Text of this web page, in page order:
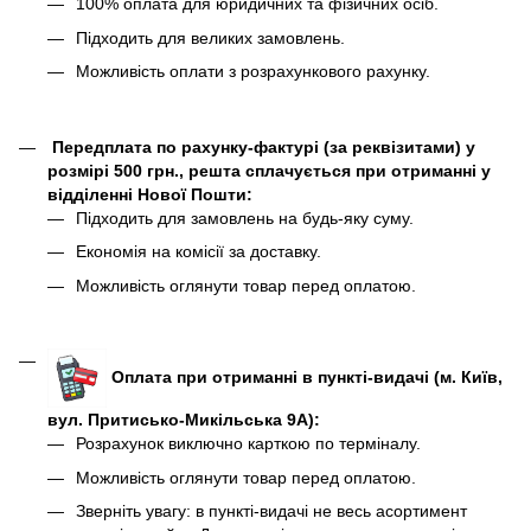
100% оплата для юридичних та фізичних осіб.
Підходить для великих замовлень.
Можливість оплати з розрахункового рахунку.
Передплата по рахунку-фактурі (за реквізитами) у
розмірі 500 грн., решта сплачується при отриманні у
відділенні Нової Пошти:
Підходить для замовлень на будь-яку суму.
Економія на комісії за доставку.
Можливість оглянути товар перед оплатою.
Оплата при отриманні в пункті-видачі (м. Київ,
вул. Притисько-Микільська 9А):
Розрахунок виключно карткою по терміналу.
Можливість оглянути товар перед оплатою.
Зверніть увагу: в пункті-видачі не весь асортимент